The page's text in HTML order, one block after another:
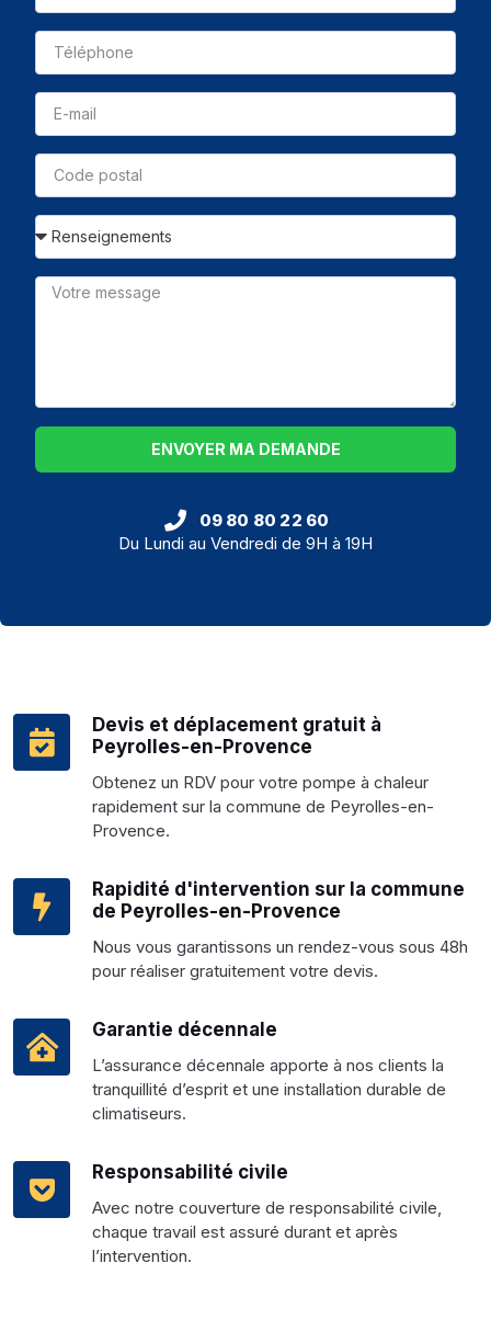
Devis et déplacement gratuit à
Peyrolles-en-Provence
Obtenez un RDV pour votre pompe à chaleur
rapidement sur la commune de Peyrolles-en-
Provence.
Rapidité d'intervention sur la commune
de Peyrolles-en-Provence
Nous vous garantissons un rendez-vous sous 48h
pour réaliser gratuitement votre devis.
Garantie décennale
L’assurance décennale apporte à nos clients la
tranquillité d’esprit et une installation durable de
climatiseurs.
Responsabilité civile
Avec notre couverture de responsabilité civile,
chaque travail est assuré durant et après
l’intervention.
ENVOYER MA DEMANDE
09 80 80 22 60
Du Lundi au Vendredi de 9H à 19H